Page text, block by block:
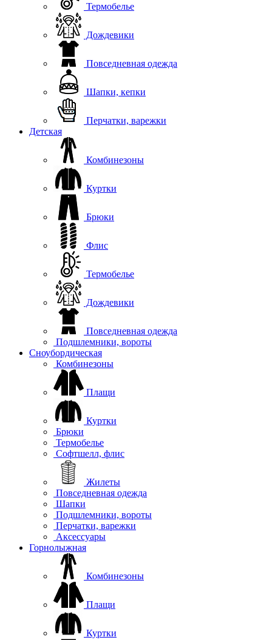
Термобелье
Дождевики
Повседневная одежда
Шапки, кепки
Перчатки, варежки
Детская
Комбинезоны
Куртки
Брюки
Флис
Термобелье
Дождевики
Повседневная одежда
Подшлемники, вороты
Сноубордическая
Комбинезоны
Плащи
Куртки
Брюки
Термобелье
Софтшелл, флис
Жилеты
Повседневная одежда
Шапки
Подшлемники, вороты
Перчатки, варежки
Аксессуары
Горнолыжная
Комбинезоны
Плащи
Куртки